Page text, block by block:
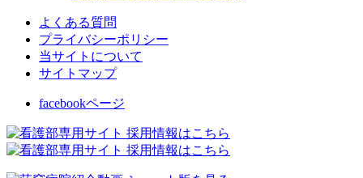
よくある質問
プライバシーポリシー
当サイトについて
サイトマップ
facebookページ